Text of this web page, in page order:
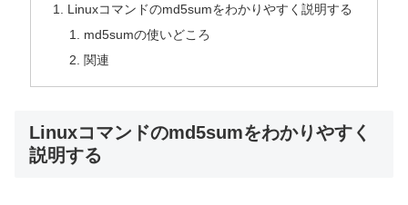
Linuxコマンドのmd5sumをわかりやすく説明する
md5sumの使いどころ
関連
Linuxコマンドのmd5sumをわかりやすく
説明する